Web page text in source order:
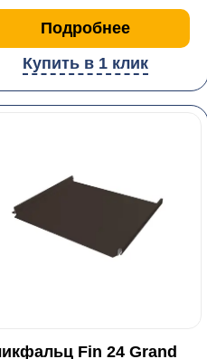
Подробнее
Купить в 1 клик
Fin 24 Grand